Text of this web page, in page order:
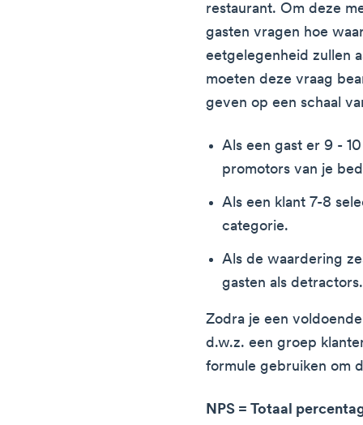
restaurant. Om deze
gasten vragen hoe
eetgelegenheid zullen
moeten deze vraag
geven op een schaal
Als een gast er 9 -
promotors van je
Als een klant 7-8
categorie.
Als de waardering
gasten als detractors.
Zodra je een
d.w.z. een groep
formule gebruiken om
NPS = Totaal